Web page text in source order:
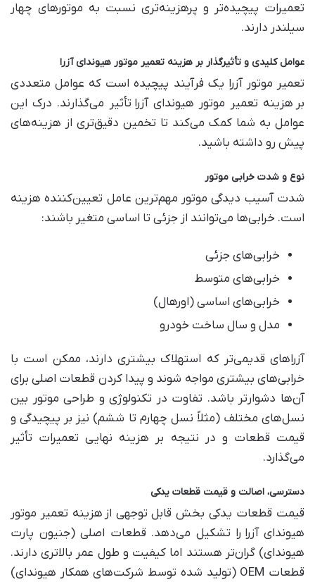
تعمیرات پیچیده‌تر و پرهزینه‌تری نسبت به موتورهای چهار
سیلندر دارند.
عوامل کلیدی و تأثیرگذار بر هزینه تعمیر موتور هیوندای آزرا
تعمیر موتور آزرا یک فرآیند پیچیده است که عوامل متعددی
بر هزینه تعمیر موتور هیوندای آزرا تأثیر می‌گذارند. درک این
عوامل به شما کمک می‌کند تا تخمین دقیق‌تری از هزینه‌های
پیش رو داشته باشید.
نوع و شدت خرابی موتور
شدت آسیب دیدگی موتور مهم‌ترین عامل تعیین‌کننده هزینه
است. خرابی‌ها می‌توانند از جزئی تا اساسی متغیر باشند:
خرابی‌های جزئی
خرابی‌های متوسط
خرابی‌های اساسی (اورهال)
مدل و سال ساخت خودرو
آزراهای قدیمی‌تر که استهلاک بیشتری دارند، ممکن است با
خرابی‌های بیشتری مواجه شوند و پیدا کردن قطعات اصلی برای
آن‌ها دشوارتر باشد. تفاوت در تکنولوژی و طراحی موتور بین
نسل‌های مختلف (مثلاً نسل چهارم تا ششم) نیز بر پیچیدگی و
قیمت قطعات و در نتیجه بر هزینه نهایی تعمیرات تأثیر
می‌گذارد.
دسترسی، اصالت و قیمت قطعات یدکی
قیمت قطعات یدکی بخش قابل توجهی ازهزینه تعمیر موتور
هیوندای آزرا را تشکیل می‌دهد. قطعات اصلی (جنیون پارت
هیوندای) گران‌تر هستند اما کیفیت و طول عمر بالاتری دارند.
قطعات
تولید شده توسط شرکت‌های همکار هیوندای)